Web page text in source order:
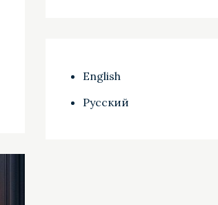
English
Русский